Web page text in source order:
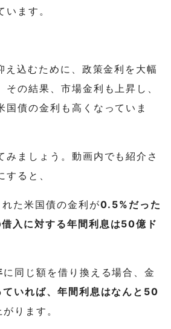
ます。
え込むために、政策金利を大幅
その結果、市場金利も上昇し、
国債の金利も高くなっていま
ましょう。 動画内でも紹介さ
ると、
れた米国債の金利が0.5% だった
入に対する年間利息は50億ド
に同じ額を借り換える場合、金
ていれば、年間利息はなんと 50
ります。